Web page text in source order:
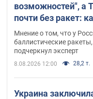
возможностей", а
почти без ракет:
Украине?
Мнение о том, что у
баллистические
подчеркнул эксперт
8.08.2026 12:00 28,2 т.
Украина